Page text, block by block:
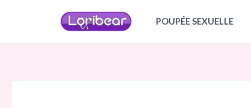
POUPÉE SEXUELLE